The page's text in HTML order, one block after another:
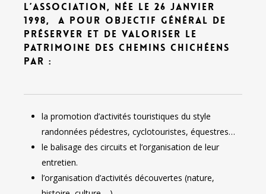
L’association, née le 26 janvier
1998, a pour objectif général de
préserver et de valoriser le
patrimoine des chemins chichéens
par :
la promotion d’activités touristiques du style
randonnées pédestres, cyclotouristes, équestres…
le balisage des circuits et l’organisation de leur
entretien.
l’organisation d’activités découvertes (nature,